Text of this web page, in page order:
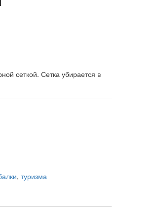
сеткой. Сетка убирается в
, туризма